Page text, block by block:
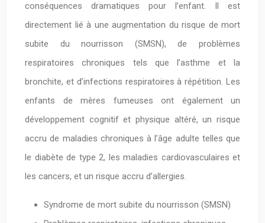
conséquences dramatiques pour l’enfant. Il est
directement lié à une augmentation du risque de mort
subite du nourrisson (SMSN), de problèmes
respiratoires chroniques tels que l’asthme et la
bronchite, et d’infections respiratoires à répétition. Les
enfants de mères fumeuses ont également un
développement cognitif et physique altéré, un risque
accru de maladies chroniques à l’âge adulte telles que
le diabète de type 2, les maladies cardiovasculaires et
les cancers, et un risque accru d’allergies.
Syndrome de mort subite du nourrisson (SMSN)